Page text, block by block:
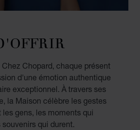
Chopard, chaque présent
d'une émotion authentique
exceptionnel. À travers ses
la Maison célèbre les gestes
les gens, les moments qui
qui durent.